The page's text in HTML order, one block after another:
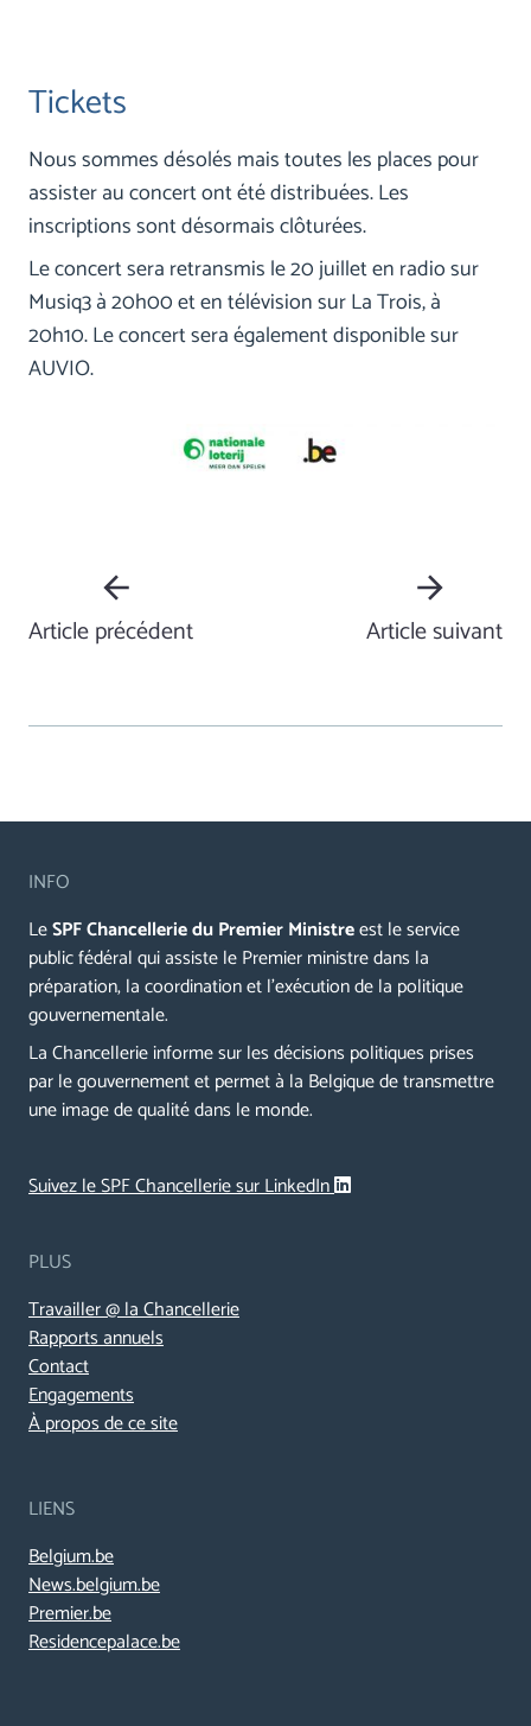
Tickets
Nous sommes désolés mais toutes les places pour
assister au concert ont été distribuées. Les
inscriptions sont désormais clôturées.
Le concert sera retransmis le 20 juillet en radio sur
Musiq3 à 20h00 et en télévision sur La Trois, à
20h10. Le concert sera également disponible sur
AUVIO.
Article précédent Article suivant
INFO
LeSPF Chancellerie du Premier Ministreest le service
public fédéral qui assiste le Premier ministre dans la
préparation, la coordination et l’exécution de la politique
gouvernementale.
La Chancellerie informe sur les décisions politiques prises
par le gouvernement et permet à la Belgique de transmettre
une image de qualité dans le monde.
Suivez le SPF Chancellerie sur LinkedIn
PLUS
Travailler @ la Chancellerie
Rapports annuels
Contact
Engagements
À propos de ce site
LIENS
Belgium.be
News.belgium.be
Premier.be
Residencepalace.be